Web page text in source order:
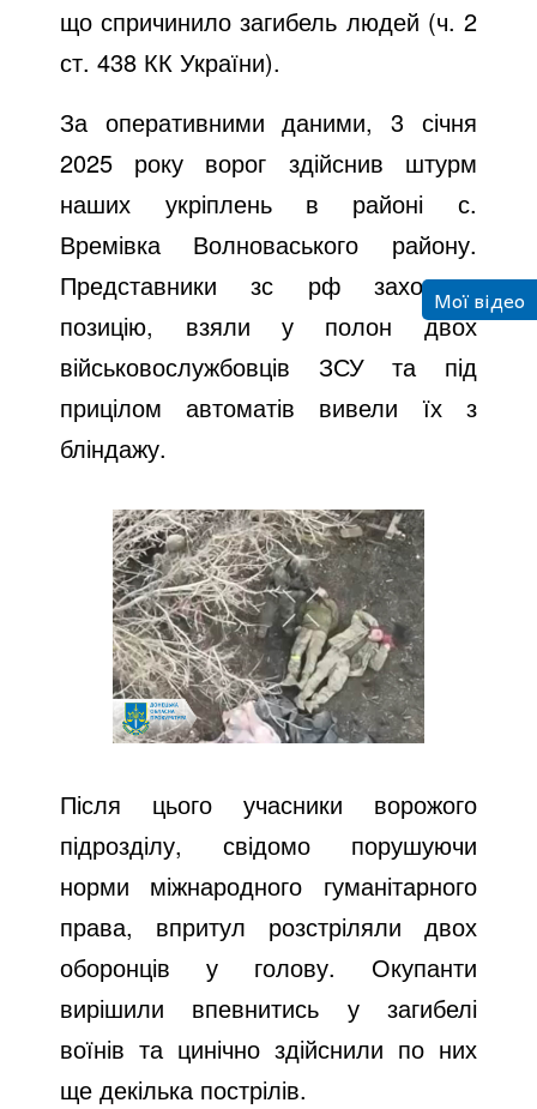
що спричинило загибель людей (ч. 2
ст. 438 КК України).
За оперативними даними, 3 січня
2025 року ворог здійснив штурм
наших укріплень в районі с.
Времівка Волноваського району.
Представники зс рф захопили
позицію, взяли у полон двох
військовослужбовців ЗСУ та під
прицілом автоматів вивели їх з
бліндажу.
Після цього учасники ворожого
підрозділу, свідомо порушуючи
норми міжнародного гуманітарного
права, впритул розстріляли двох
оборонців у голову. Окупанти
вирішили впевнитись у загибелі
воїнів та цинічно здійснили по них
ще декілька пострілів.
Мої відео